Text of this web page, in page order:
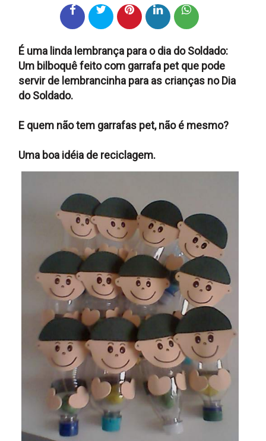
É uma linda lembrança para o dia do Soldado:
Um bilboquê feito com garrafa pet que pode
servir de lembrancinha para as crianças no Dia
do Soldado.
E quem não tem garrafas pet, não é mesmo?
Uma boa idéia de reciclagem.